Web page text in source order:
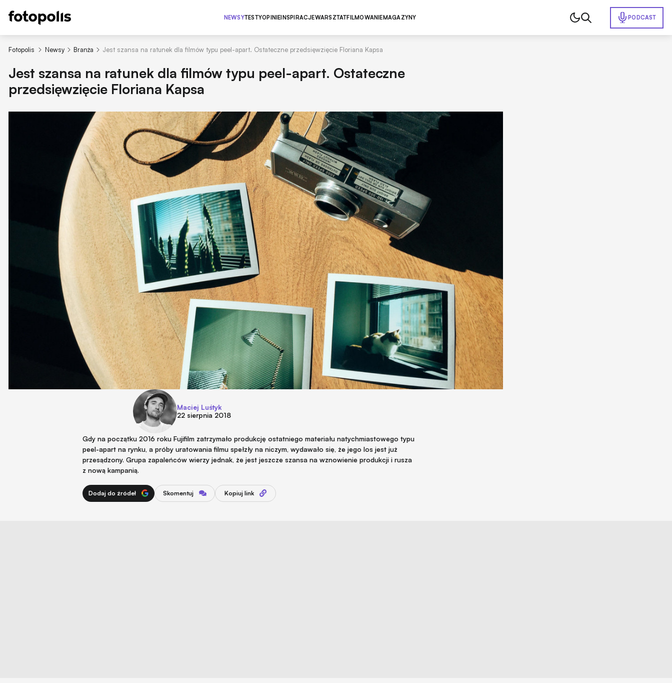
NEWSYTESTYOPINIEINSPIRACJEWARSZTATFILMOWANIEMAGAZYNY PODCAST
Fotopolis Newsy Branża Jest szansa na ratunek dla filmów typu peel-apart. Ostateczne przedsięwzięcie Floriana Kapsa
Jest szansa na ratunek dla filmów typu peel-apart. Ostateczne
przedsięwzięcie Floriana Kapsa
Maciej Luśtyk
22 sierpnia 2018
Gdy na początku 2016 roku Fujifilm zatrzymało produkcję ostatniego materiału natychmiastowego typu
peel-apart na rynku, a próby uratowania filmu spełzły na niczym, wydawało się, że jego los jest już
przesądzony. Grupa zapaleńców wierzy jednak, że jest jeszcze szansa na wznowienie produkcji i rusza
z nową kampanią.
Dodaj do źródeł Skomentuj Kopiuj link